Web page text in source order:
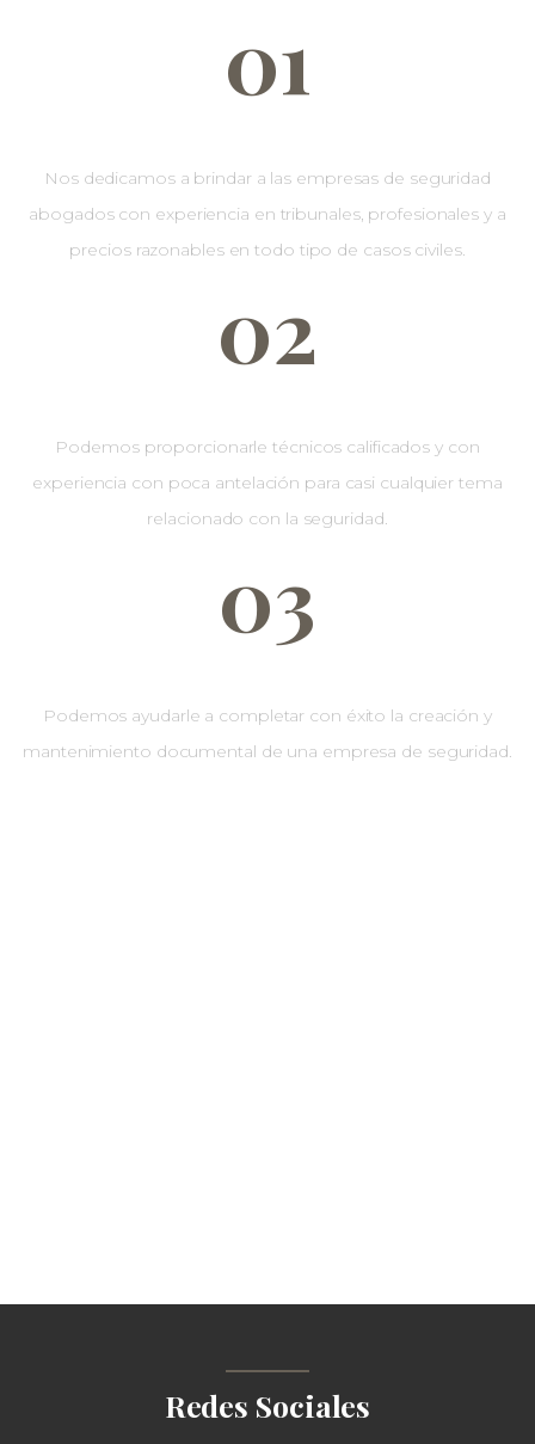
01
Nos dedicamos a brindar a las empresas de seguridad
abogados con experiencia en tribunales, profesionales y a
precios razonables en todo tipo de casos civiles.
02
Podemos proporcionarle técnicos calificados y con
experiencia con poca antelación para casi cualquier tema
relacionado con la seguridad.
03
Podemos ayudarle a completar con éxito la creación y
mantenimiento documental de una empresa de seguridad.
Redes Sociales